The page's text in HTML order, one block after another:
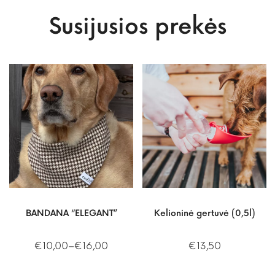
Susijusios prekės
BANDANA “ELEGANT”
€10,00–€16,00
Kelioninė gertuvė (0,5l)
€13,50